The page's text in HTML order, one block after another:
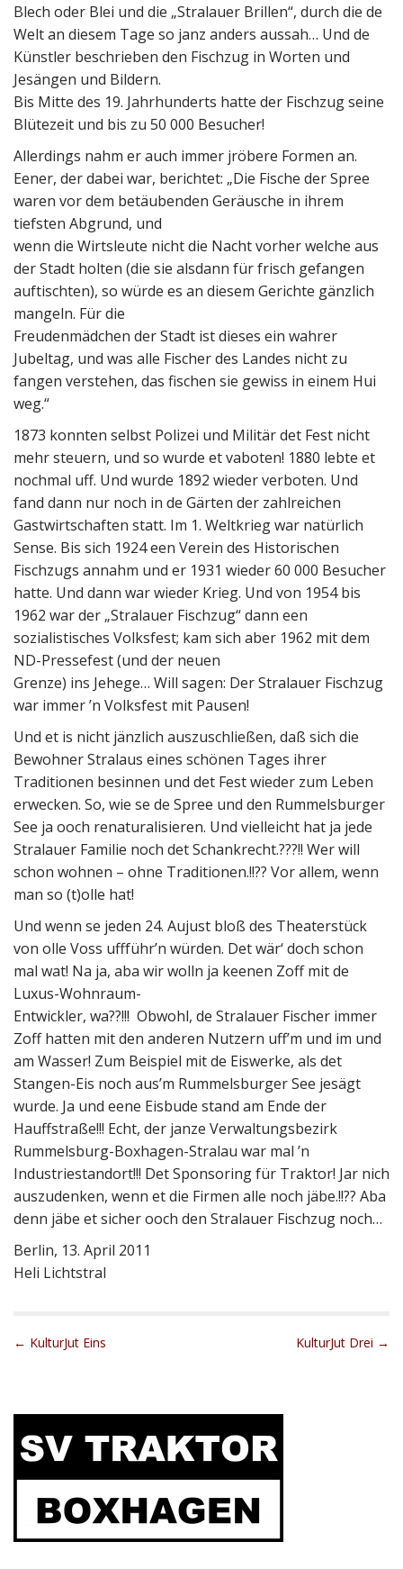
Blech oder Blei und die „Stralauer Brillen“, durch die de
Welt an diesem Tage so janz anders aussah… Und de
Künstler beschrieben den Fischzug in Worten und
Jesängen und Bildern.
Bis Mitte des 19. Jahrhunderts hatte der Fischzug seine
Blütezeit und bis zu 50 000 Besucher!
Allerdings nahm er auch immer jröbere Formen an.
Eener, der dabei war, berichtet: „Die Fische der Spree
waren vor dem betäubenden Geräusche in ihrem
tiefsten Abgrund, und
wenn die Wirtsleute nicht die Nacht vorher welche aus
der Stadt holten (die sie alsdann für frisch gefangen
auftischten), so würde es an diesem Gerichte gänzlich
mangeln. Für die
Freudenmädchen der Stadt ist dieses ein wahrer
Jubeltag, und was alle Fischer des Landes nicht zu
fangen verstehen, das fischen sie gewiss in einem Hui
weg.“
1873 konnten selbst Polizei und Militär det Fest nicht
mehr steuern, und so wurde et vaboten! 1880 lebte et
nochmal uff. Und wurde 1892 wieder verboten. Und
fand dann nur noch in de Gärten der zahlreichen
Gastwirtschaften statt. Im 1. Weltkrieg war natürlich
Sense. Bis sich 1924 een Verein des Historischen
Fischzugs annahm und er 1931 wieder 60 000 Besucher
hatte. Und dann war wieder Krieg. Und von 1954 bis
1962 war der „Stralauer Fischzug“ dann een
sozialistisches Volksfest; kam sich aber 1962 mit dem
ND-Pressefest (und der neuen
Grenze) ins Jehege… Will sagen: Der Stralauer Fischzug
war immer ’n Volksfest mit Pausen!
Und et is nicht jänzlich auszuschließen, daß sich die
Bewohner Stralaus eines schönen Tages ihrer
Traditionen besinnen und det Fest wieder zum Leben
erwecken. So, wie se de Spree und den Rummelsburger
See ja ooch renaturalisieren. Und vielleicht hat ja jede
Stralauer Familie noch det Schankrecht.???!! Wer will
schon wohnen – ohne Traditionen.!!?? Vor allem, wenn
man so (t)olle hat!
Und wenn se jeden 24. Aujust bloß des Theaterstück
von olle Voss uffführ’n würden. Det wär‘ doch schon
mal wat! Na ja, aba wir wolln ja keenen Zoff mit de
Luxus-Wohnraum-
Entwickler, wa??!!! Obwohl, de Stralauer Fischer immer
Zoff hatten mit den anderen Nutzern uff’m und im und
am Wasser! Zum Beispiel mit de Eiswerke, als det
Stangen-Eis noch aus’m Rummelsburger See jesägt
wurde. Ja und eene Eisbude stand am Ende der
Hauffstraße!!! Echt, der janze Verwaltungsbezirk
Rummelsburg-Boxhagen-Stralau war mal ’n
Industriestandort!!! Det Sponsoring für Traktor! Jar nich
auszudenken, wenn et die Firmen alle noch jäbe.!!?? Aba
denn jäbe et sicher ooch den Stralauer Fischzug noch…
Berlin, 13. April 2011
Heli Lichtstral
P
t
n
a
v
g
← KulturJut Eins KulturJut Drei →